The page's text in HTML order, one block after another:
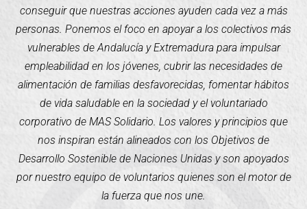
conseguir que nuestras acciones ayuden cada vez a más
personas. Ponemos el foco en apoyar a los colectivos más
vulnerables de Andalucía y Extremadura para impulsar
empleabilidad en los jóvenes, cubrir las necesidades de
alimentación de familias desfavorecidas, fomentar hábitos
de vida saludable en la sociedad y el voluntariado
corporativo de MAS Solidario. Los valores y principios que
nos inspiran están alineados con los Objetivos de
Desarrollo Sostenible de Naciones Unidas y son apoyados
por nuestro equipo de voluntarios quienes son el motor de
la fuerza que nos une.